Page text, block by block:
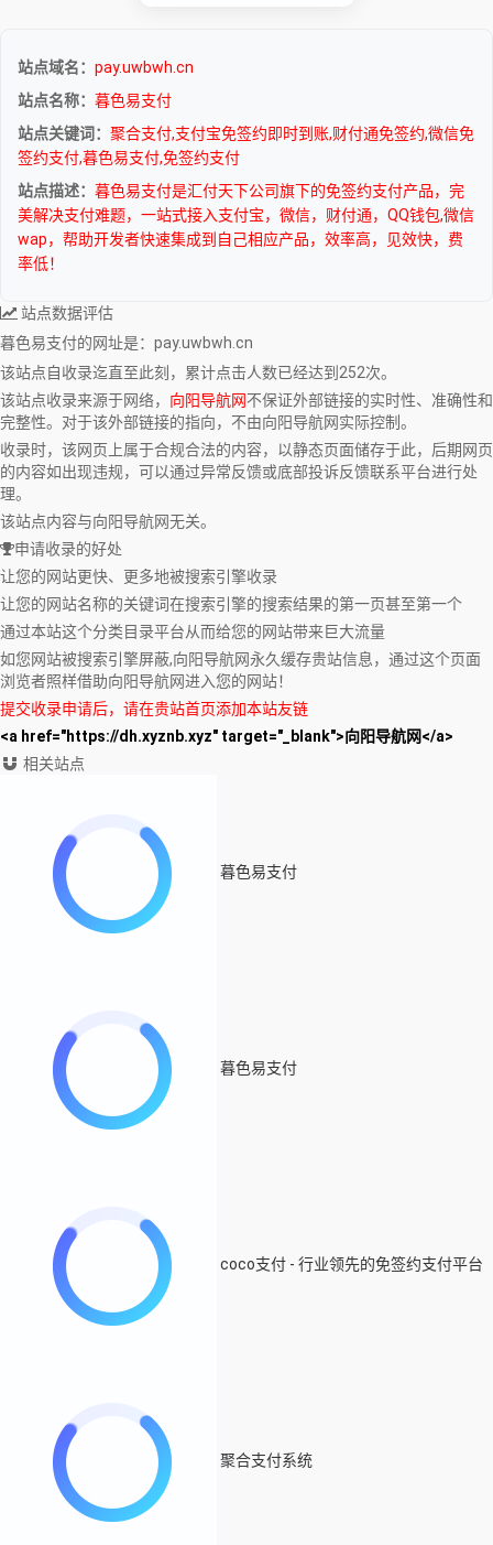
站点域名： pay.uwbwh.cn
站点名称： 暮色易支付
站点关键词： 聚合支付,支付宝免签约即时到账,财付通免签约,微信免
签约支付,暮色易支付,免签约支付
站点描述： 暮色易支付是汇付天下公司旗下的免签约支付产品，完
美解决支付难题，一站式接入支付宝，微信，财付通，QQ钱包,微信
wap，帮助开发者快速集成到自己相应产品，效率高，见效快，费
率低！
站点数据评估
暮色易支付的网址是：pay.uwbwh.cn
该站点自收录迄直至此刻，累计点击人数已经达到252次。
该站点收录来源于网络， 向阳导航网不保证外部链接的实时性、准确性和
完整性。对于该外部链接的指向，不由向阳导航网实际控制。
收录时，该网页上属于合规合法的内容，以静态页面储存于此，后期网页
的内容如出现违规，可以通过异常反馈或底部投诉反馈联系平台进行处
理。
该站点内容与向阳导航网无关。
申请收录的好处
让您的网站更快、更多地被搜索引擎收录
让您的网站名称的关键词在搜索引擎的搜索结果的第一页甚至第一个
通过本站这个分类目录平台从而给您的网站带来巨大流量
如您网站被搜索引擎屏蔽,向阳导航网永久缓存贵站信息，通过这个页面
浏览者照样借助向阳导航网进入您的网站！
提交收录申请后，请在贵站首页添加本站友链
<a href="https://dh.xyznb.xyz" target="_blank">向阳导航网</a>
相关站点
暮色易支付
暮色易支付
coco支付 - 行业领先的免签约支付平台
聚合支付系统